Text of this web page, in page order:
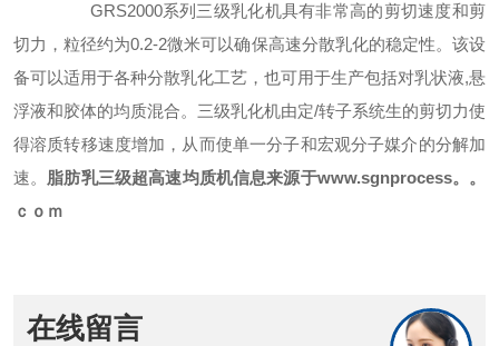
GRS2000系列三级乳化机具有非常高的剪切速度和剪
切力，粒径约为0.2-2微米可以确保高速分散乳化的稳定性。该设
备可以适用于各种分散乳化工艺，也可用于生产包括对乳状液,悬
浮液和胶体的均质混合。三级乳化机由定/转子系统生的剪切力使
得溶质转移速度增加，从而使单一分子和宏观分子媒介的分解加
速。 脂肪乳三级超高速均质机信息来源于www.sgnprocess。。
ｃｏｍ
在线留言